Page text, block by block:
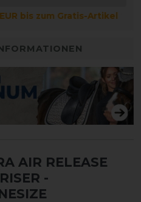
bis zum Gratis-Artikel
AIR RELEASE
-